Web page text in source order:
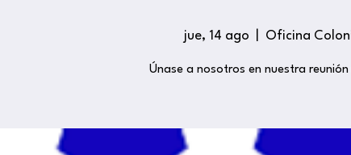
jue, 14 ago Oficina
Únase a nosotros en nuestra reunión